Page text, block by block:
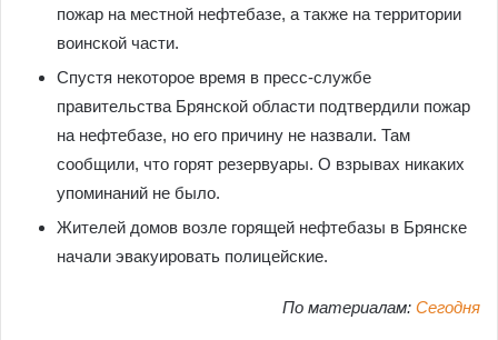
пожар на местной нефтебазе, а также на территории
воинской части.
Спустя некоторое время в пресс-службе
правительства Брянской области подтвердили пожар
на нефтебазе, но его причину не назвали. Там
сообщили, что горят резервуары. О взрывах никаких
упоминаний не было.
Жителей домов возле горящей нефтебазы в Брянске
начали эвакуировать полицейские.
По материалам: Сегодня